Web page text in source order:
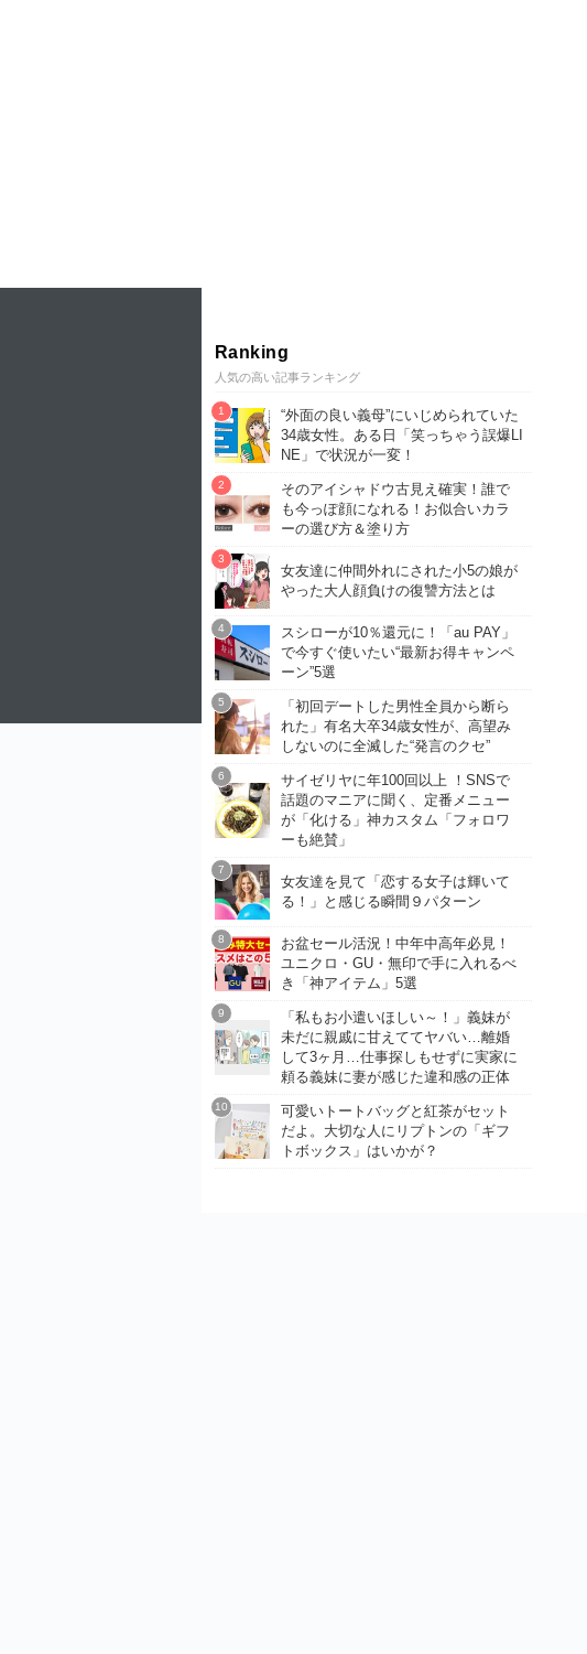
Ranking
人気の高い記事ランキング
“外面の良い義母”にいじめられていた
34歳女性。ある日「笑っちゃう誤爆LI
NE」で状況が一変！
そのアイシャドウ古見え確実！誰で
も今っぽ顔になれる！お似合いカラ
ーの選び方＆塗り方
女友達に仲間外れにされた小5の娘が
やった大人顔負けの復讐方法とは
スシローが10％還元に！「au PAY」
で今すぐ使いたい“最新お得キャンペ
ーン”5選
「初回デートした男性全員から断ら
れた」有名大卒34歳女性が、高望み
しないのに全滅した“発言のクセ”
サイゼリヤに年100回以上 ！SNSで
話題のマニアに聞く、定番メニュー
が「化ける」神カスタム「フォロワ
ーも絶賛」
女友達を見て「恋する女子は輝いて
る！」と感じる瞬間９パターン
お盆セール活況！中年中高年必見！
ユニクロ・GU・無印で手に入れるべ
き「神アイテム」5選
「私もお小遣いほしい～！」義妹が
未だに親戚に甘えててヤバい…離婚
して3ヶ月…仕事探しもせずに実家に
頼る義妹に妻が感じた違和感の正体
可愛いトートバッグと紅茶がセット
だよ。大切な人にリプトンの「ギフ
トボックス」はいかが？